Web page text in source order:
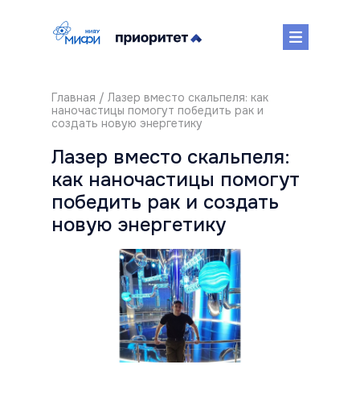
Главная / Лазер вместо скальпеля: как
наночастицы помогут победить рак и
создать новую энергетику
Лазер вместо скальпеля:
как наночастицы помогут
победить рак и создать
новую энергетику